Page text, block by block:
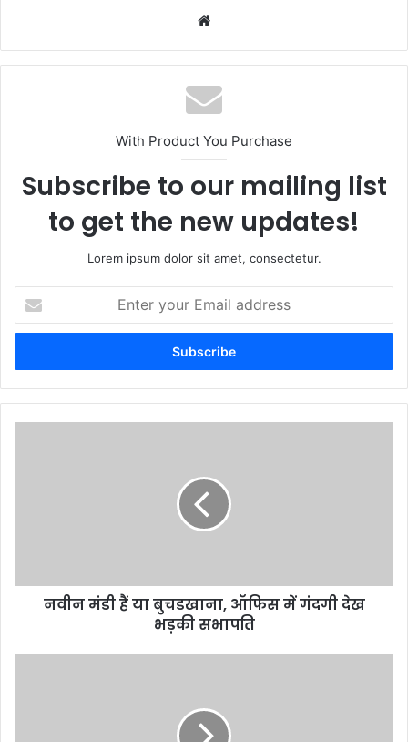
With Product You Purchase
Subscribe to our mailing list
to get the new updates!
Lorem ipsum dolor sit amet, consectetur.
your
Email
नवीन मंडी हैं या बुचडखाना, ऑफिस में गंदगी देख
भड़की सभापति